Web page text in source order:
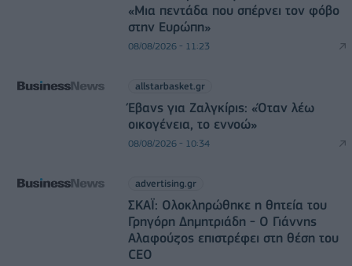
«Μια πεντάδα που σπέρνει τον φόβο
στην Ευρώπη»
08/08/2026 - 11:23
allstarbasket.gr
Έβανς για Ζαλγκίρις: «Όταν λέω
οικογένεια, το εννοώ»
08/08/2026 - 10:34
advertising.gr
ΣΚΑΪ: Ολοκληρώθηκε η θητεία του
Γρηγόρη Δημητριάδη - Ο Γιάννης
Αλαφούζος επιστρέφει στη θέση του
CEO